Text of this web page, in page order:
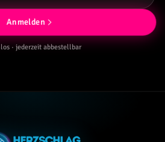
Anmelden
· jederzeit abbestellbar